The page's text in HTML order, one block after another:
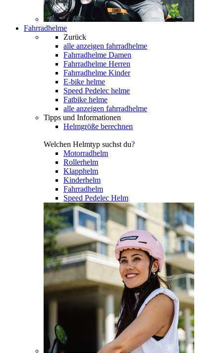
Fahrradhelme
Zurück
alle anzeigen fahrradhelme
Fahrradhelme Damen
Fahrradhelme Herren
Fahrradhelme Kinder
E-bike helme
Speed Pedelec helme
Fatbike helme
alle anzeigen fahrradhelme
Tipps und Informationen
Helmgröße berechnen
Welchen Helmtyp suchst du?
Motorradhelm
Rollerhelm
Klapphelm
Kinderhelm
Fahrradhelm
Speed Pedelec Helm